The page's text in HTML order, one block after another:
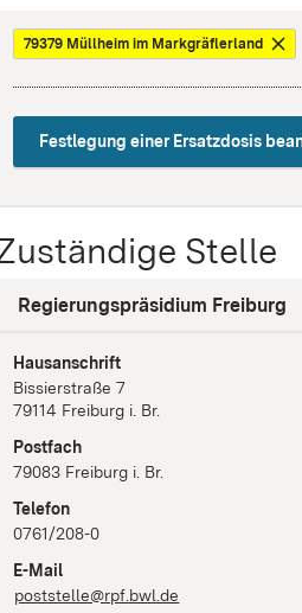
79379 Müllheim im Markgräflerland
Festlegung einer Ersatzdosis
Stelle
Regierungspräsidium Freiburg
Hausanschrift
Bissierstraße 7
79114 Freiburg i. Br.
Postfach
79083 Freiburg i. Br.
Telefon
0761/208-0
E-Mail
poststelle@rpf.bwl.de